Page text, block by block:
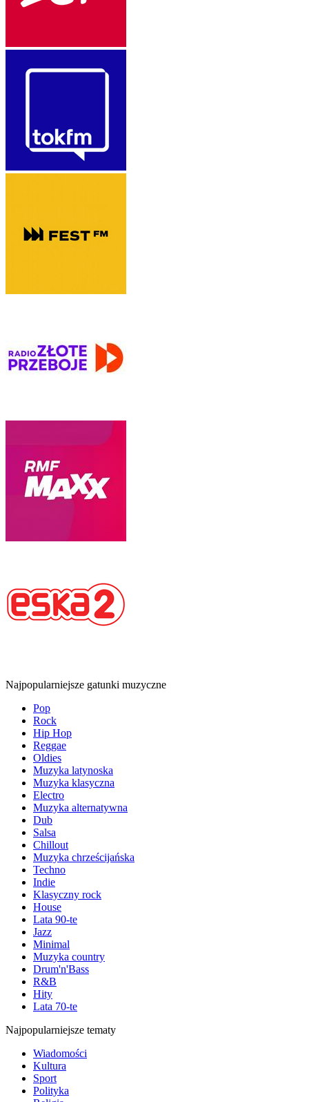
Najpopularniejsze gatunki muzyczne
Pop
Rock
Hip Hop
Reggae
Oldies
Muzyka latynoska
Muzyka klasyczna
Electro
Muzyka alternatywna
Dub
Salsa
Chillout
Muzyka chrześcijańska
Techno
Indie
Klasyczny rock
House
Lata 90-te
Jazz
Minimal
Muzyka country
Drum'n'Bass
R&B
Hity
Lata 70-te
Najpopularniejsze tematy
Wiadomości
Kultura
Sport
Polityka